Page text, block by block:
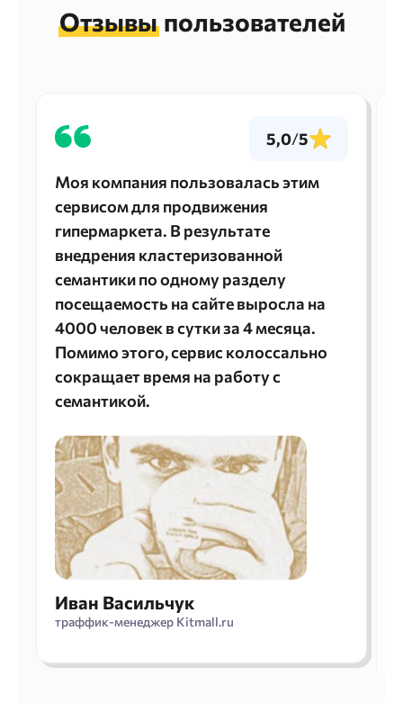
Отзывыпользователей
Моя компания пользовалась этим
сервисом для продвижения
гипермаркета. В результате
внедрения кластеризованной
семантики по одному разделу
посещаемость на сайте выросла на
4000 человек в сутки за 4 месяца.
Помимо этого, сервис колоссально
сокращает время на работу с
семантикой.
Иван Васильчук
траффик-менеджер Kitmall.ru
5,0/5